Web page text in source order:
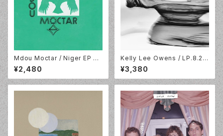
Mdou Moctar / Niger EP Vo
l. 2 / Green Vinyl / Matador
/ OLE1914T
¥2,480
Kelly Lee Owens / LP.8.2 /
White Vinyl / Smalltown Su
persound / STS416LP-C2
¥3,380